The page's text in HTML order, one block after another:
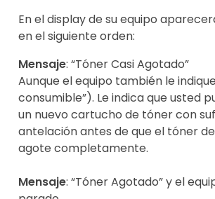
En el display de su equipo
en el siguiente orden:
Mensaje: “Tóner Casi Agotado”
Aunque el equipo también le
consumible”). Le indica que usted
un nuevo cartucho de tóner con
antelación antes de que el tóner
agote completamente.
Mensaje: “Tóner Agotado” y el